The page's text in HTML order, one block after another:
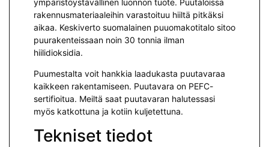
rakennusmateriaaleihin varastoituu hiiltä pitkäksi
aikaa. Keskiverto suomalainen puuomakotitalo sitoo
puurakenteissaan noin 30 tonnia ilman
hiilidioksidia.
Puumestalta voit hankkia laadukasta puutavaraa
kaikkeen rakentamiseen. Puutavara on PEFC-
sertifioitua. Meiltä saat puutavaran halutessasi
myös katkottuna ja kotiin kuljetettuna.
Tekniset tiedot